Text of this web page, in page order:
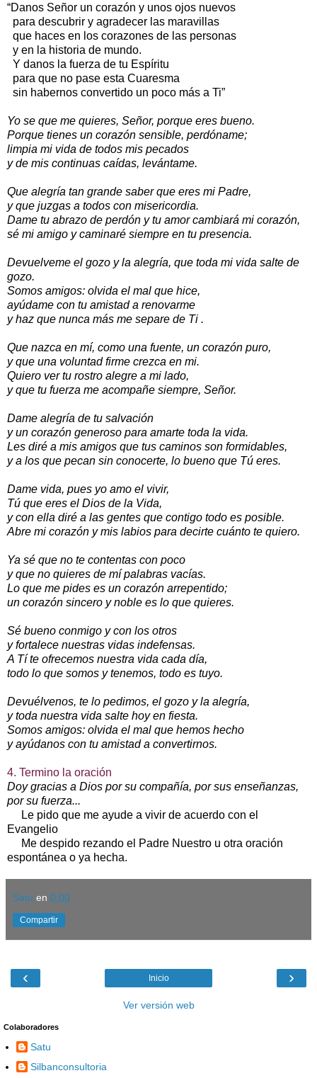
“Danos Señor un corazón y unos ojos nuevos
para descubrir y agradecer las maravillas
que haces en los corazones de las personas
y en la historia de mundo.
Y danos la fuerza de tu Espíritu
para que no pase esta Cuaresma
sin habernos convertido un poco más a Ti”
Yo se que me quieres, Señor, porque eres bueno.
Porque tienes un corazón sensible, perdóname;
limpia mi vida de todos mis pecados
y de mis continuas caídas, levántame.
Que alegría tan grande saber que eres mi Padre,
y que juzgas a todos con misericordia.
Dame tu abrazo de perdón y tu amor cambiará mi corazón,
sé mi amigo y caminaré siempre en tu presencia.
Devuelveme el gozo y la alegría, que toda mi vida salte de
gozo.
Somos amigos: olvida el mal que hice,
ayúdame con tu amistad a renovarme
y haz que nunca más me separe de Ti .
Que nazca en mí, como una fuente, un corazón puro,
y que una voluntad firme crezca en mi.
Quiero ver tu rostro alegre a mi lado,
y que tu fuerza me acompañe siempre, Señor.
Dame alegría de tu salvación
y un corazón generoso para amarte toda la vida.
Les diré a mis amigos que tus caminos son formidables,
y a los que pecan sin conocerte, lo bueno que Tú eres.
Dame vida, pues yo amo el vivir,
Tú que eres el Dios de la Vida,
y con ella diré a las gentes que contigo todo es posible.
Abre mi corazón y mis labios para decirte cuánto te quiero.
Ya sé que no te contentas con poco
y que no quieres de mí palabras vacías.
Lo que me pides es un corazón arrepentido;
un corazón sincero y noble es lo que quieres.
Sé bueno conmigo y con los otros
y fortalece nuestras vidas indefensas.
A Tí te ofrecemos nuestra vida cada día,
todo lo que somos y tenemos, todo es tuyo.
Devuélvenos, te lo pedimos, el gozo y la alegría,
y toda nuestra vida salte hoy en fiesta.
Somos amigos: olvida el mal que hemos hecho
y ayúdanos con tu amistad a convertirnos.
4. Termino la oración
Doy gracias a Dios por su compañía, por sus enseñanzas,
por su fuerza...
Le pido que me ayude a vivir de acuerdo con el
Evangelio
Me despido rezando el Padre Nuestro u otra oración
espontánea o ya hecha.
Satu en 0:00
Compartir
‹ ›
Inicio
Ver versión web
Colaboradores
Satu
Silbanconsultoria